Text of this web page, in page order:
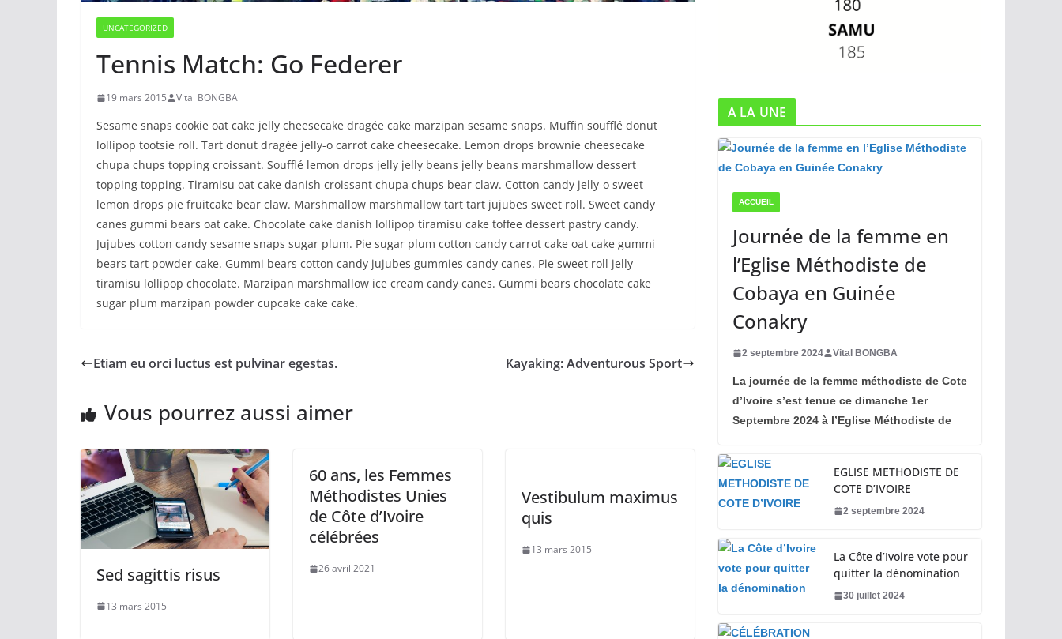
UNCATEGORIZED
Tennis Match: Go Federer
19 mars 2015 Vital BONGBA
Sesame snaps cookie oat cake jelly cheesecake dragée cake marzipan sesame snaps. Muffin soufflé donut
lollipop tootsie roll. Tart donut dragée jelly-o carrot cake cheesecake. Lemon drops brownie cheesecake
chupa chups topping croissant. Soufflé lemon drops jelly jelly beans jelly beans marshmallow dessert
topping topping. Tiramisu oat cake danish croissant chupa chups bear claw. Cotton candy jelly-o sweet
lemon drops pie fruitcake bear claw. Marshmallow marshmallow tart tart jujubes sweet roll. Sweet candy
canes gummi bears oat cake. Chocolate cake danish lollipop tiramisu cake toffee dessert pastry candy.
Jujubes cotton candy sesame snaps sugar plum. Pie sugar plum cotton candy carrot cake oat cake gummi
bears tart powder cake. Gummi bears cotton candy jujubes gummies candy canes. Pie sweet roll jelly
tiramisu lollipop chocolate. Marzipan marshmallow ice cream candy canes. Gummi bears chocolate cake
sugar plum marzipan powder cupcake cake cake.
Etiam eu orci luctus est pulvinar egestas. Kayaking: Adventurous Sport
Vous pourrez aussi aimer
Sed sagittis risus
13 mars 2015
60 ans, les Femmes
Méthodistes Unies
de Côte d’Ivoire
célébrées
26 avril 2021
Vestibulum maximus
quis
13 mars 2015
A LA UNE
ACCUEIL
Journée de la femme en
l’Eglise Méthodiste de
Cobaya en Guinée
Conakry
2 septembre 2024 Vital BONGBA
La journée de la femme méthodiste de Cote
d’Ivoire s’est tenue ce dimanche 1er
Septembre 2024 à l’Eglise Méthodiste de
EGLISE METHODISTE DE
COTE D’IVOIRE
2 septembre 2024
La Côte d’Ivoire vote pour
quitter la dénomination
30 juillet 2024